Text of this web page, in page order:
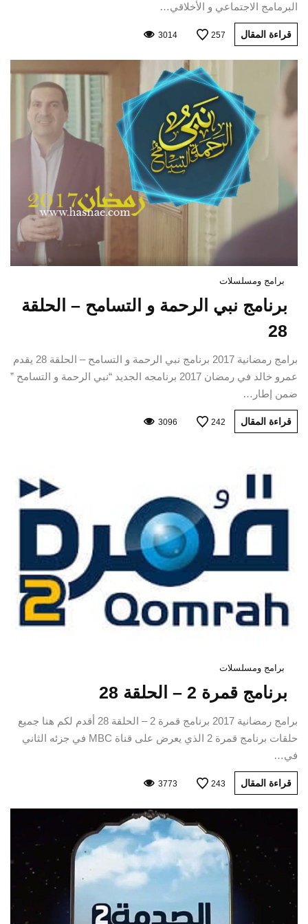
البرمامج الاجتماعي و الأخلاقي…
قراءة المقال 257
3014
برامج ومسلسلات
برنامج نبي الرحمة و التسامح – الحلقة
28
برامج رمضانية 2017 برنامج نبي الرحمة و التسامح – الحلقة 28 يقدم
عمرو خالد في رمضان 2017 برنامجه الجديد “نبي الرحمة و التسامح ”
ضمن إطار…
قراءة المقال 242
3096
برامج ومسلسلات
برنامج قمرة 2 – الحلقة 28
برامج رمضانية 2017 برنامج قمرة 2 – الحلقة 28 أقدم لكم هنا جميع
حلقات برنامج قمرة 2 الذي يعرض على قناة MBC في جزئه الثاني
في…
قراءة المقال 243
3773